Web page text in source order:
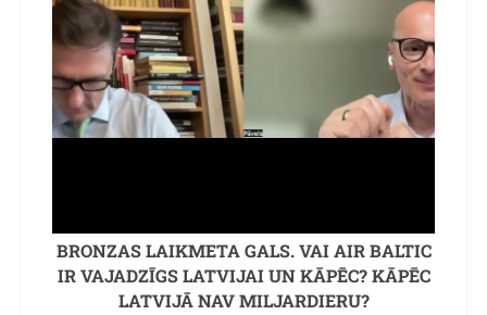
BRONZAS LAIKMETA GALS. VAI AIR BALTIC
IR VAJADZĪGS LATVIJAI UN KĀPĒC? KĀPĒC
LATVIJĀ NAV MILJARDIERU?